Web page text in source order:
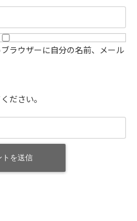
ラウザーに自分の名前、メール
ださい。